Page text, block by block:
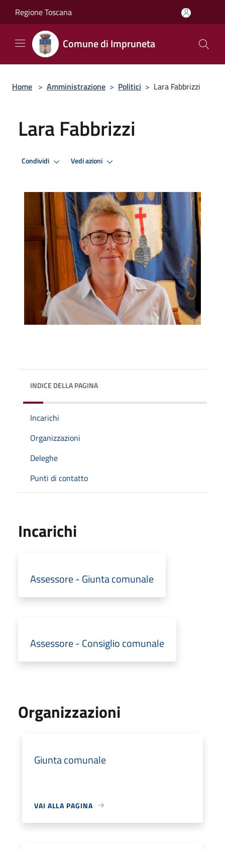
Regione Toscana
Comune di Impruneta
Home > Amministrazione > Politici > Lara Fabbrizzi
Lara Fabbrizzi
Condividi Vedi azioni
INDICE DELLA PAGINA
Incarichi
Organizzazioni
Deleghe
Punti di contatto
Incarichi
Assessore - Giunta comunale
Assessore - Consiglio comunale
Organizzazioni
Giunta comunale
VAI ALLA PAGINA